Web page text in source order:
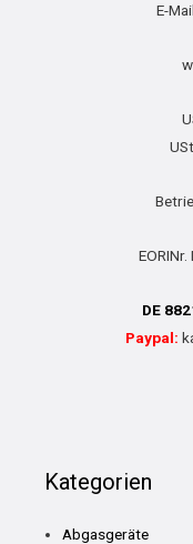
E-
DE
Paypal:
Kategorien
Abgasgeräte